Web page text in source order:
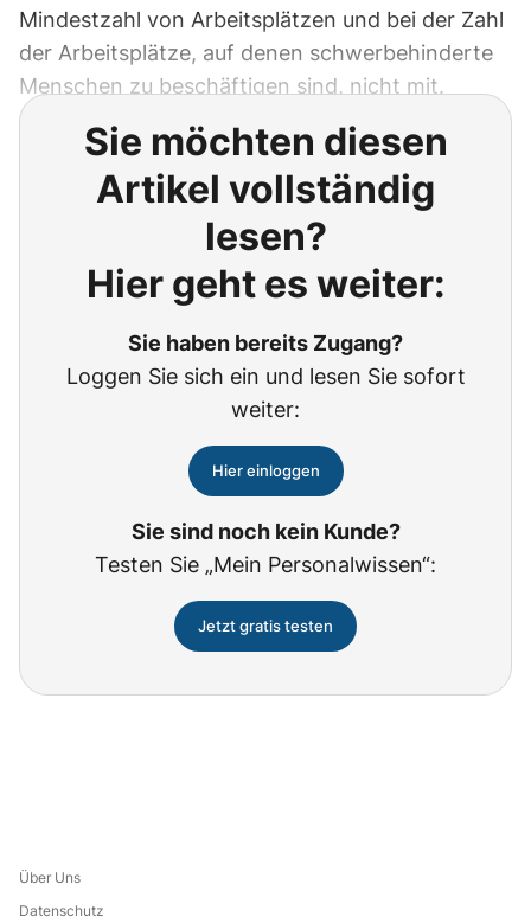
Mindestzahl von Arbeitsplätzen und bei der Zahl
der Arbeitsplätze, auf denen schwerbehinderte
Menschen zu beschäftigen sind, nicht mit.
Sie möchten diesen
Artikel vollständig
lesen?
Hier geht es weiter:
Sie haben bereits Zugang?
Loggen Sie sich ein und lesen Sie sofort
weiter:
Hier einloggen
Sie sind noch kein Kunde?
Testen Sie „Mein Personalwissen“:
Jetzt gratis testen
Über Uns
Datenschutz